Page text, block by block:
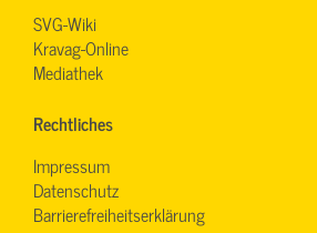
SVG-Wiki
Kravag-Online
Mediathek
Rechtliches
Impressum
Datenschutz
Barrierefreiheitserklärung